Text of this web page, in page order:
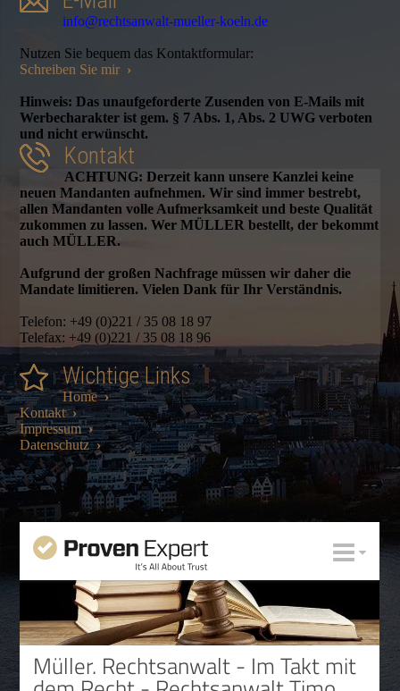
info@rechtsanwalt-mueller-koeln.de
Nutzen Sie bequem das Kontaktformular:
Schreiben Sie mir ›
Hinweis: Das unaufgeforderte Zusenden von E-Mails mit
Werbecharakter ist gem. § 7 Abs. 1, Abs. 2 UWG verboten
und nicht erwünscht.
Kontakt
ACHTUNG: Derzeit kann unsere Kanzlei keine
neuen Mandanten aufnehmen. Wir sind immer bestrebt,
allen Mandanten volle Aufmerksamkeit und beste Qualität
zukommen zu lassen. Wer MÜLLER bestellt, der bekommt
auch MÜLLER.
Aufgrund der großen Nachfrage müssen wir daher die
Mandate limitieren. Vielen Dank für Ihr Verständnis.
Telefon: +49 (0)221 / 35 08 18 97
Telefax: +49 (0)221 / 35 08 18 96
Wichtige Links
Home ›
Kontakt ›
Impressum ›
Datenschutz ›